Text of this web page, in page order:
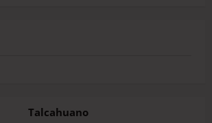
Talcahuano